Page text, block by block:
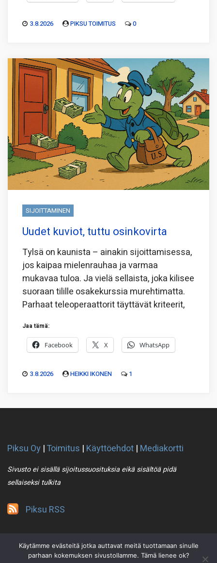
3.8.2026 PIKSU TOIMITUS 0
SIJOITTAMINEN
Uudet kuviot, tuttu osinkovirta
Tylsä on kaunista – ainakin sijoittamisessa,
jos kaipaa mielenrauhaa ja varmaa
mukavaa tuloa. Ja vielä sellaista, joka kilisee
suoraan tilille osakekurssia murehtimatta.
Parhaat teleoperaattorit täyttävät kriteerit,
Jaa tämä:
Facebook X WhatsApp
3.8.2026 HEIKKI IKONEN 1
Piksu Oy |Toimitus | Käyttöehdot | Mediakortti
Sivusto ei sisällä sijoitussuosituksia eikä sisältöä pidä
sellaiseksi tulkita
Piksu RSS
Käytämme evästeitä jotka auttavat meitä tuottamaan sinulle
parhaan kokemuksen sivustollamme. Tämä lienee ok?